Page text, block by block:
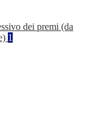
dei premi (da
1